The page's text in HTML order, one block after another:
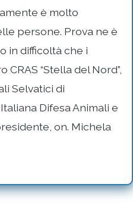
è molto
persone. Prova ne è
in difficoltà che i
“Stella del Nord”,
Selvatici di
Difesa Animali e
on. Michela